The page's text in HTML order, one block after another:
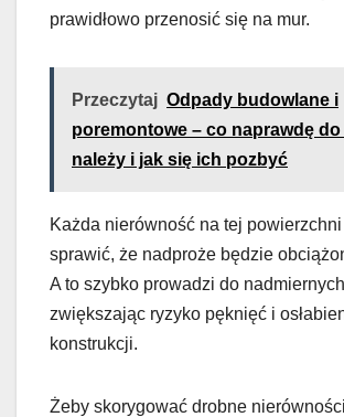
prawidłowo przenosić się na mur.
Przeczytaj Odpady budowlane i
poremontowe – co naprawdę
należy i jak się ich pozbyć
Każda nierówność na tej
sprawić, że nadproże będzie
A to szybko prowadzi do
zwiększając ryzyko pęknięć i
konstrukcji.
Żeby skorygować drobne